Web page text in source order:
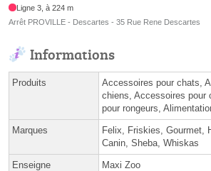
Ligne 3, à 224 m
Arrêt PROVILLE - Descartes - 35 Rue Rene Descartes
Informations
Produits
Accessoires pour chats,
chiens, Accessoires pour
pour rongeurs,
Marques
Felix, Friskies, Gourmet,
Canin, Sheba, Whiskas
Enseigne Maxi Zoo